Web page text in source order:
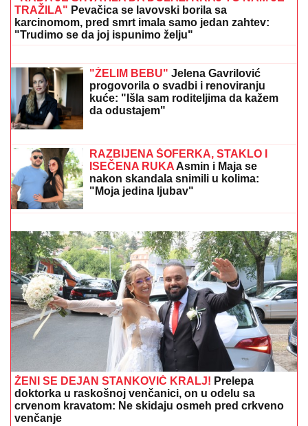
TAMARA ĐURIĆ DAJE 560.000 EVRA
KAO JEMSTVO ZA BIVŠEG MUŽAŽeli
da se brani sa slobode: "Verujem da bi
i on to uradio za mene", ovo su svi
Bravo, Srbija slavi bronzu: Novi veliki
uspeh na Evropskom prvenstvu
"KADA JE SHVATILA DA DOLAZI KRAJ TO NAM JE
TRAŽILA"Pevačica se lavovski borila sa
karcinomom, pred smrt imala samo jedan zahtev:
"Trudimo se da joj ispunimo želju"
IMA PREDIVNO IMANJE NA KOSOVU I
METOHIJIMilan Vasić pokazao deo
dvorišta i raznežio: Sin Despot
prohodao na Kosmetu
"ŽELIM BEBU"Jelena Gavrilović